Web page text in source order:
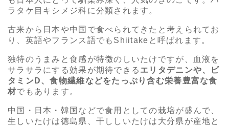
ラタケ目キシメジ科に分類されます。
古来から日本や中国で食べられてきたと考えられてお
り、英語やフランス語でもShiitakeと呼ばれます。
独特のうまみと食感が特徴のしいたけですが、血液を
サラサラにする効果が期待できる エリタデニンや、ビ
タミンD、食物繊維などをたっぷり含む栄養豊富な食
材でもあります。
中国・日本・韓国などで食用としての栽培が盛んで、
生しいたけは徳島県、干ししいたけは大分県が産地と